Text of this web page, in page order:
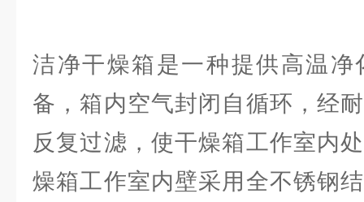
洁净干燥箱是一种提供高温净
备，箱内空气封闭自循环，经
反复过滤，使干燥箱工作室内
燥箱工作室内壁采用全不锈钢